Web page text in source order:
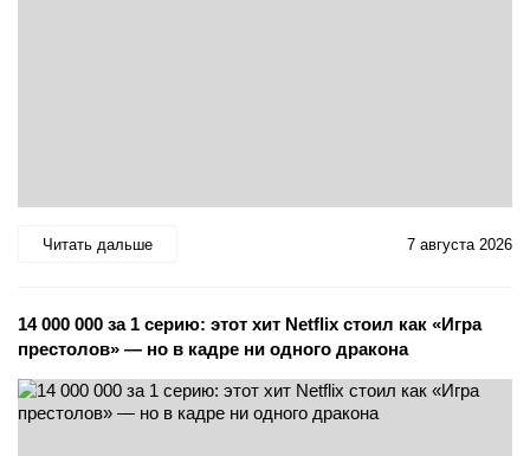
Читать дальше 7 августа 2026
14 000 000 за 1 серию: этот хит Netflix стоил как «Игра
престолов» — но в кадре ни одного дракона